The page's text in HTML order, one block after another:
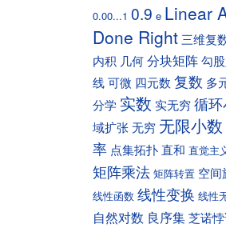
0.00...1 0.9 e Linear
Done Right 三维复
内积 几何 分块矩阵 勾
线 可微 四元数 复数 多
分学 实数 实无穷 循
域扩张 无穷 无限小数
率 点集拓扑 直和 直觉主
矩阵乘法 矩阵转置 空间
线性函数 线性变换 线性
自然对数 良序集 芝诺